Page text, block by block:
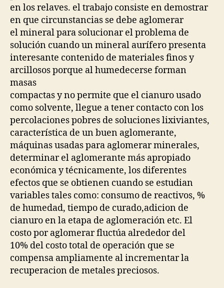
en los relaves. el trabajo consiste en demostrar
en que circunstancias se debe aglomerar
el mineral para solucionar el problema de
solución cuando un mineral aurífero presenta
interesante contenido de materiales finos y
arcillosos porque al humedecerse forman
masas
compactas y no permite que el cianuro usado
como solvente, llegue a tener contacto con los
percolaciones pobres de soluciones lixiviantes,
característica de un buen aglomerante,
máquinas usadas para aglomerar minerales,
determinar el aglomerante más apropiado
económica y técnicamente, los diferentes
efectos que se obtienen cuando se estudian
variables tales como: consumo de reactivos, %
de humedad, tiempo de curado,adicion de
cianuro en la etapa de aglomeración etc. El
costo por aglomerar fluctúa alrededor del
10% del costo total de operación que se
compensa ampliamente al incrementar la
recuperacion de metales preciosos.